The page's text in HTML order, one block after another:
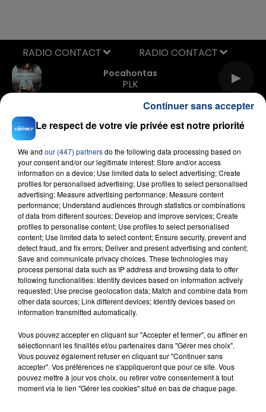
Pocahontas
PLK
RADIO CONTACT
FIL D'ACTU
23 juillet 2026
INCENDIE MORTEL À LENS : UNE FEMME ET
SON BÉBÉ ENTRE LA VIE ET LA...
Un homme s'est immolé par le feu après avoir
aspergé sa compagne et leur bébé de trois mois
d'un liquide inflammable.
Le respect de votre vie privée est notre priorité
We and our (447) partnersdo the following data processing based on
your consent and/or our legitimate interest: Store and/or access
information on a device; Use limited data to select advertising; Create
profiles for personalised advertising; Use profiles to select personalised
advertising; Measure advertising performance; Measure content
performance; Understand audiences through statistics or combinations
of data from different sources; Develop and improve services; Create
profiles to personalise content; Use profiles to select personalised
content; Use limited data to select content; Ensure security, prevent and
detect fraud, and fix errors; Deliver and present advertising and content;
Save and communicate privacy choices. These technologies may
process personal data such as IP address and browsing data to offer
following functionalities: Identify devices based on information actively
requested; Use precise geolocation data; Match and combine data from
other data sources; Link different devices; Identify devices based on
information transmitted automatically.
Vous pouvez accepter en cliquant sur "Accepter et fermer", ou affiner en
sélectionnant les finalités et/ou partenaires dans "Gérer mes choix".
Vous pouvez également refuser en cliquant sur "Continuer sans
accepter". Vos préférences ne s'appliqueront que pour ce site. Vous
pouvez mettre à jour vos choix, ou retirer votre consentement à tout
moment via le lien "Gérer les cookies" situé en bas de chaque page.
Continuer sans accepter